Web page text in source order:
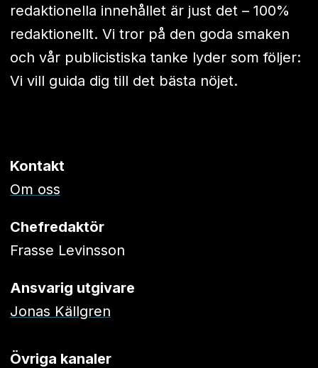
redaktionella innehållet är just det – 100%
redaktionellt. Vi tror på den goda smaken
och vår publicistiska tanke lyder som följer:
Vi vill guida dig till det bästa nöjet.
Kontakt
Om oss
Chefredaktör
Frasse Levinsson
Ansvarig utgivare
Jonas Källgren
Övriga kanaler